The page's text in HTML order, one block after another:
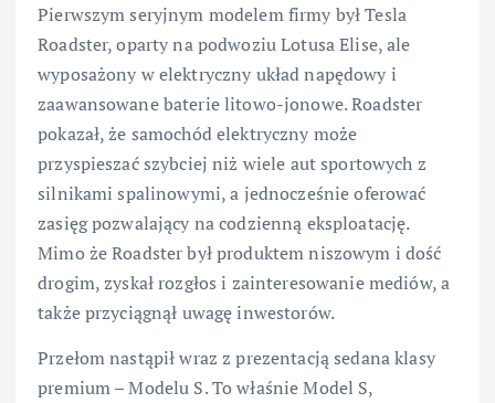
Pierwszym seryjnym modelem firmy był Tesla
Roadster, oparty na podwoziu Lotusa Elise, ale
wyposażony w elektryczny układ napędowy i
zaawansowane baterie litowo-jonowe. Roadster
pokazał, że samochód elektryczny może
przyspieszać szybciej niż wiele aut sportowych z
silnikami spalinowymi, a jednocześnie oferować
zasięg pozwalający na codzienną eksploatację.
Mimo że Roadster był produktem niszowym i dość
drogim, zyskał rozgłos i zainteresowanie mediów, a
także przyciągnął uwagę inwestorów.
Przełom nastąpił wraz z prezentacją sedana klasy
premium – Modelu S. To właśnie Model S,